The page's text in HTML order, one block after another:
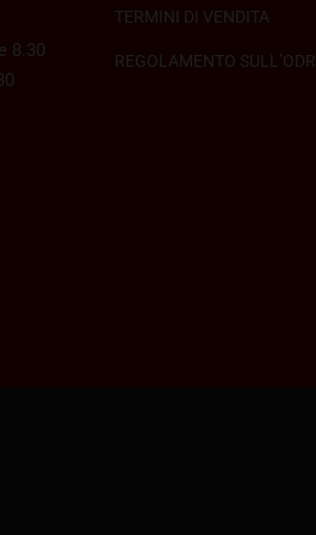
8.30
TERMINI DI VENDITA
REGOLAMENTO SULL’ODR